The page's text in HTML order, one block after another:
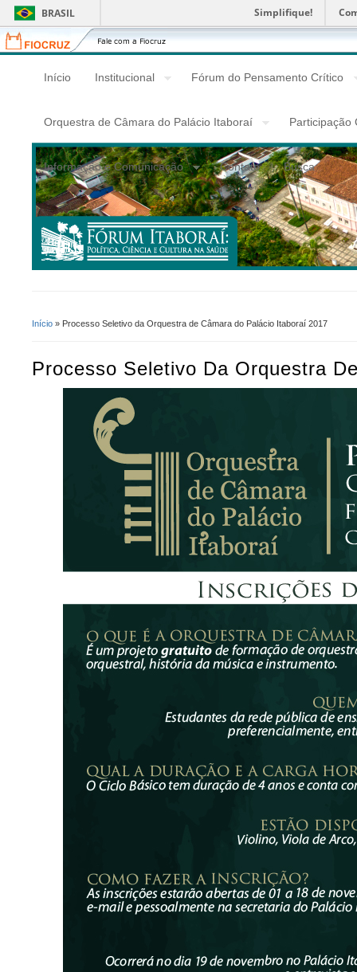
BRASIL Simplifique!
Fiocruz
Fale
com
Fiocruz
Início Institucional Fórum do Pensamento Crítico
Orquestra de Câmara do Palácio Itaboraí Participação
Informação e Comunicação Contato Busca
Início » Processo Seletivo da Orquestra de Câmara do Palácio Itaboraí 2017
Processo Seletivo Da Orquestra